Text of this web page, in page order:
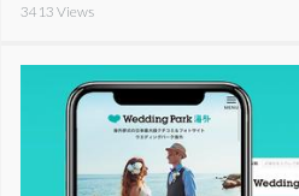
3413 Views